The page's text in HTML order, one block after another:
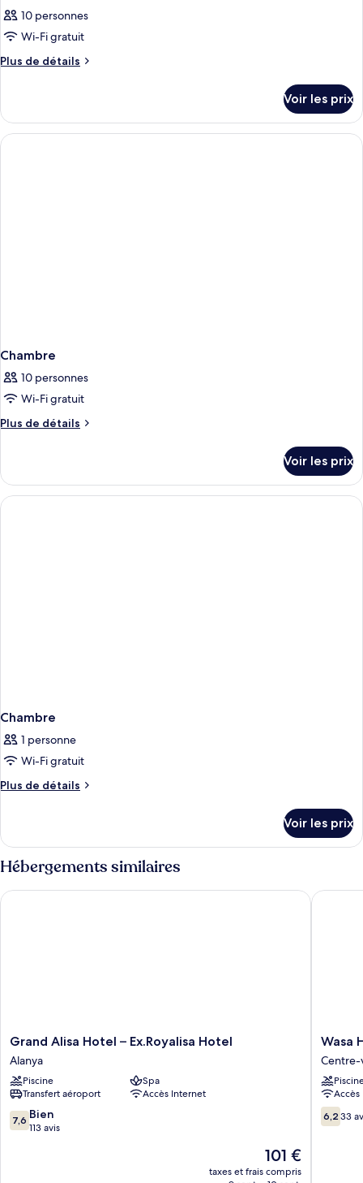
10 personnes
Wi-Fi gratuit
Plus de détails
Plus
le
type
de
Voir les prix
Chambre
10 personnes
Wi-Fi gratuit
Plus de détails
Plus
le
type
de
Voir les prix
Chambre
1 personne
Wi-Fi gratuit
Plus de détails
Plus
le
type
de
Chambre
Voir les prix
Hébergements similaires
Grand
Alisa
Hotel
–
Ex.Royalisa
Hotel
Alanya
Grand Alisa Hotel – Ex.Royalisa Hotel
Alanya
Piscine
Spa
Transfert aéroport
Accès Internet
7.6
sur
7,6 Bien
113 avis
Le
nouveau
101 €
taxes et frais compris
Grand Alisa Hotel – Ex.Royalisa Hotel
Wasa
Hotel
Centre-
ville
d'Alanya
Wasa
Centre-
6.2
sur
6,2 33
Wasa